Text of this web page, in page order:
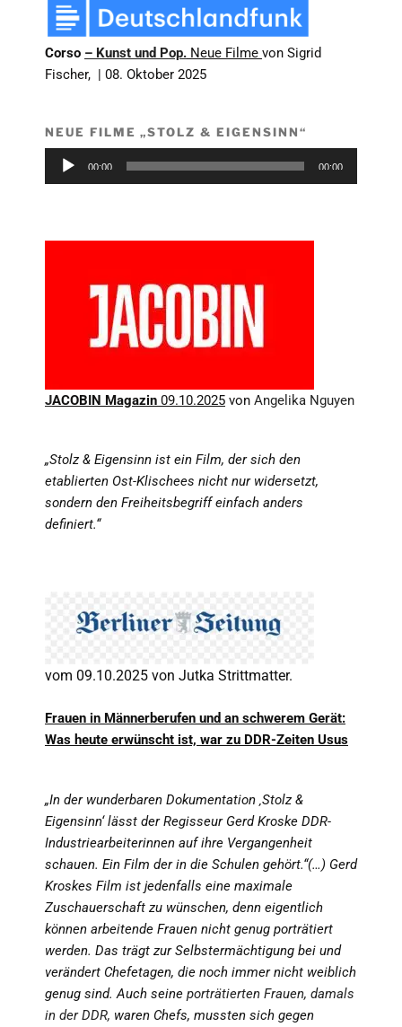
Corso – Kunst und Pop. Neue Filme von Sigrid
Fischer, | 08. Oktober 2025
NEUE FILME „STOLZ & EIGENSINN“
Audio-
00:00 00:00
JACOBIN Magazin 09.10.2025 von Angelika Nguyen
„Stolz & Eigensinn ist ein Film, der sich den
etablierten Ost-Klischees nicht nur widersetzt,
sondern den Freiheitsbegriff einfach anders
definiert.“
vom 09.10.2025 von Jutka Strittmatter.
Frauen in Männerberufen und an schwerem Gerät:
Was heute erwünscht ist, war zu DDR-Zeiten Usus
„In der wunderbaren Dokumentation ‚Stolz &
Eigensinn‘ lässt der Regisseur Gerd Kroske DDR-
Industriearbeiterinnen auf ihre Vergangenheit
schauen. Ein Film der in die Schulen gehört.“(…) Gerd
Kroskes Film ist jedenfalls eine maximale
Zuschauerschaft zu wünschen, denn eigentlich
können arbeitende Frauen nicht genug porträtiert
werden. Das trägt zur Selbstermächtigung bei und
verändert Chefetagen, die noch immer nicht weiblich
genug sind. Auch seine porträtierten Frauen, damals
in der DDR, waren Chefs, mussten sich gegen